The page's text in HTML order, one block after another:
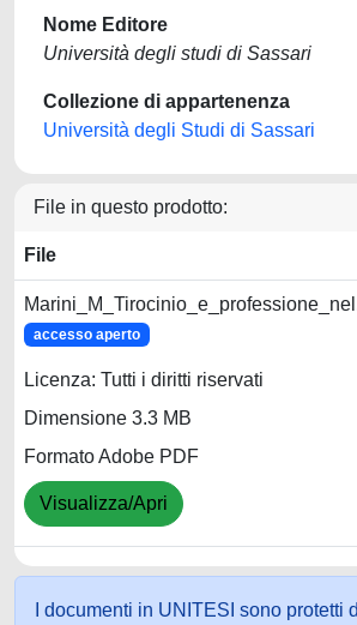
Nome Editore
Università degli studi di Sassari
Collezione di appartenenza
Università degli Studi di Sassari
File in questo prodotto:
File
accesso aperto
Licenza: Tutti i diritti riservati
Dimensione 3.3 MB
Formato Adobe PDF
Visualizza/Apri
I documenti in UNITESI sono protetti